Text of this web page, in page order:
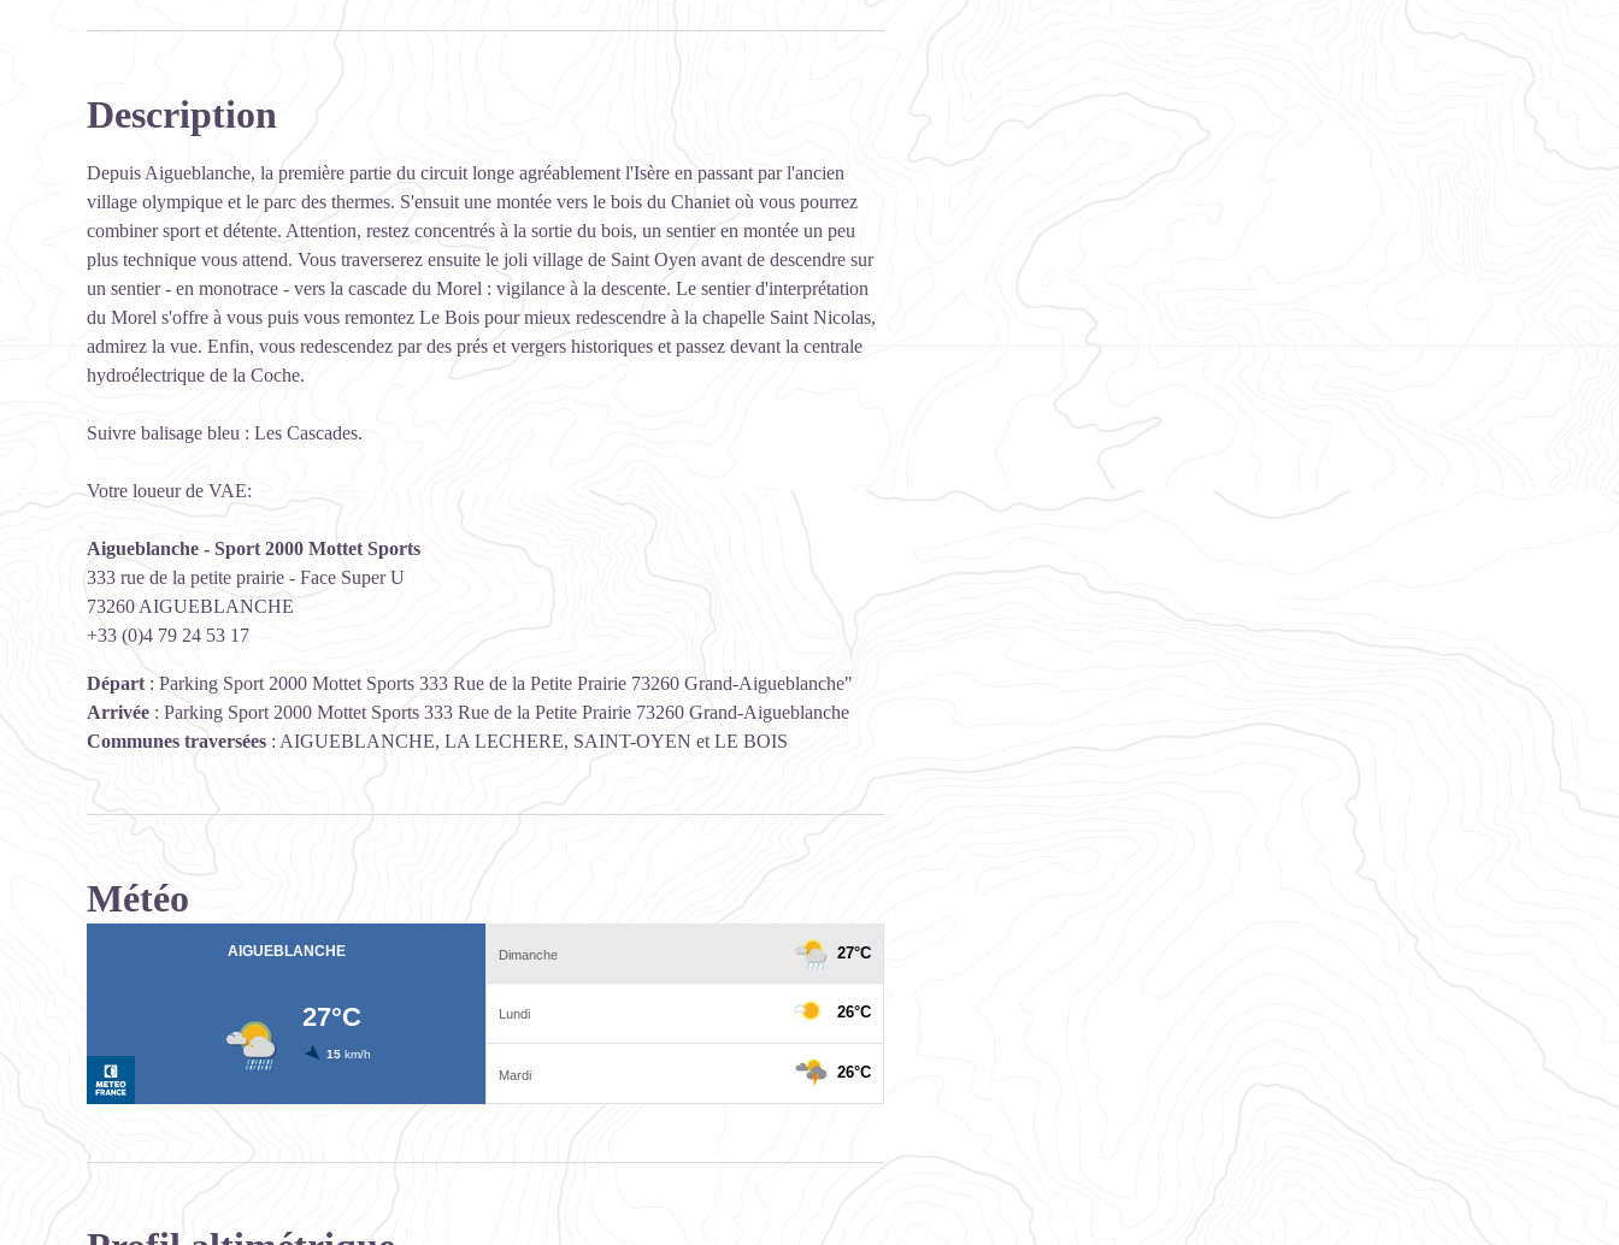
Description
Depuis Aigueblanche, la première partie du circuit longe agréablement l'Isère en passant par l'ancien
village olympique et le parc des thermes. S'ensuit une montée vers le bois du Chaniet où vous pourrez
combiner sport et détente. Attention, restez concentrés à la sortie du bois, un sentier en montée un peu
plus technique vous attend. Vous traverserez ensuite le joli village de Saint Oyen avant de descendre sur
un sentier - en monotrace - vers la cascade du Morel : vigilance à la descente. Le sentier d'interprétation
du Morel s'offre à vous puis vous remontez Le Bois pour mieux redescendre à la chapelle Saint Nicolas,
admirez la vue. Enfin, vous redescendez par des prés et vergers historiques et passez devant la centrale
hydroélectrique de la Coche.
Suivre balisage bleu : Les Cascades.
Votre loueur de VAE:
Aigueblanche - Sport 2000 Mottet Sports
333 rue de la petite prairie - Face Super U
73260 AIGUEBLANCHE
+33 (0)4 79 24 53 17
Départ : Parking Sport 2000 Mottet Sports 333 Rue de la Petite Prairie 73260 Grand-Aigueblanche"
Arrivée : Parking Sport 2000 Mottet Sports 333 Rue de la Petite Prairie 73260 Grand-Aigueblanche
Communes traversées : AIGUEBLANCHE, LA LECHERE, SAINT-OYEN et LE BOIS
Météo